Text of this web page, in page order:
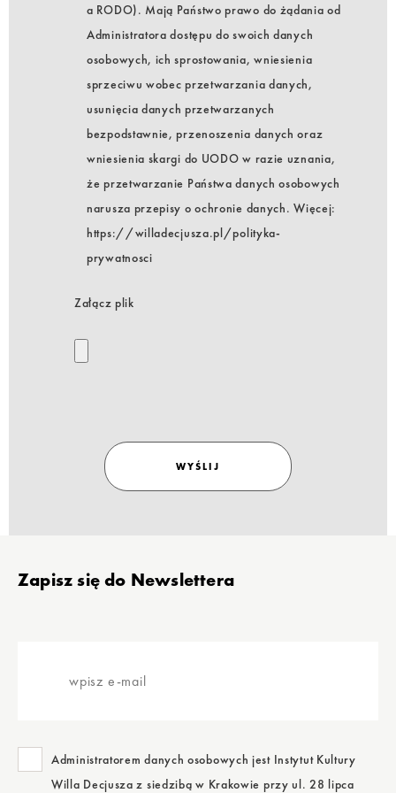
a RODO). Mają Państwo prawo do żądania od
Administratora dostępu do swoich danych
osobowych, ich sprostowania, wniesienia
sprzeciwu wobec przetwarzania danych,
usunięcia danych przetwarzanych
bezpodstawnie, przenoszenia danych oraz
wniesienia skargi do UODO w razie uznania,
że przetwarzanie Państwa danych osobowych
narusza przepisy o ochronie danych. Więcej:
https://willadecjusza.pl/polityka-
prywatnosci
Załącz plik
WYŚLIJ
StopkaZapisz się do Newslettera
Administratorem danych osobowych jest Instytut Kultury
Willa Decjusza z siedzibą w Krakowie przy ul. 28 lipca